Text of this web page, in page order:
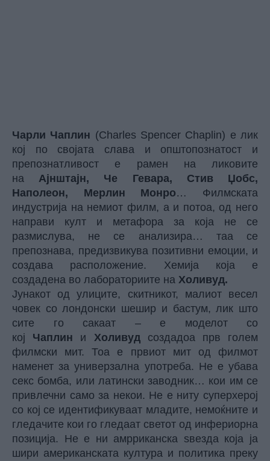
Чарли Чаплин (Charles Spencer Chaplin) е лик
кој по својата слава и општопознатост и
препознатливост е рамен на ликовите
на Ајнштајн, Че Гевара, Стив Џобс,
Наполеон, Мерлин Монро… Филмската
индустрија на немиот филм, а и потоа, од него
направи култ и метафора за која не се
размислува, не се анализира… таа се
препознава, предизвикува позитивни емоции, и
создава расположение. Хемија која е
создадена во лабораториите на Холивуд.
Јунакот од улиците, скитникот, малиот весел
човек со лондонски шешир и бастум, лик што
сите го сакаат – е моделот со
кој Чаплин и Холивудсоздадоа прв голем
филмски мит. Тоа е првиот мит од филмот
наменет за универзална употреба. Не е убава
секс бомба, или латински заводник… кои им се
привлечни само за некои. Не е ниту суперхерој
со кој се идентификуваат младите, немоќните и
гледачите кои го гледаат светот од инфериорна
позиција. Не е ни амрриканска ѕвезда која ја
шири американската култура и политика преку